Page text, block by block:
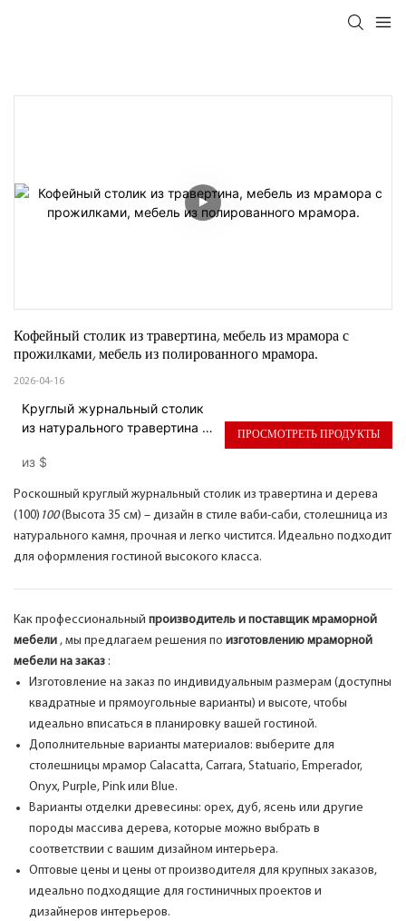
Кофейный столик из травертина, мебель из мрамора с
прожилками, мебель из полированного мрамора.
2026-04-16
Круглый журнальный столик
из натурального травертина и
центральный столик в стиле
из $
ПРОСМОТРЕТЬ ПРОДУКТЫ
Роскошный круглый журнальный столик из травертина и дерева
(100) 100(Высота 35 см) – дизайн в стиле ваби-саби, столешница из
натурального камня, прочная и легко чистится. Идеально подходит
для оформления гостиной высокого класса.
Как профессиональный производитель и поставщик мраморной
мебели , мы предлагаем решения по изготовлению мраморной
мебели на заказ :
Изготовление на заказ по индивидуальным размерам (доступны
квадратные и прямоугольные варианты) и высоте, чтобы
идеально вписаться в планировку вашей гостиной.
Дополнительные варианты материалов: выберите для
столешницы мрамор Calacatta, Carrara, Statuario, Emperador,
Onyx, Purple, Pink или Blue.
Варианты отделки древесины: орех, дуб, ясень или другие
породы массива дерева, которые можно выбрать в
соответствии с вашим дизайном интерьера.
Оптовые цены и цены от производителя для крупных заказов,
идеально подходящие для гостиничных проектов и
дизайнеров интерьеров.